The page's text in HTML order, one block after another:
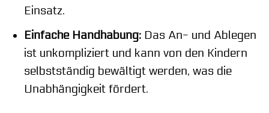
Einsatz.
Einfache Handhabung:Das An- und Ablegen
ist unkompliziert und kann von den Kindern
selbstständig bewältigt werden, was die
Unabhängigkeit fördert.